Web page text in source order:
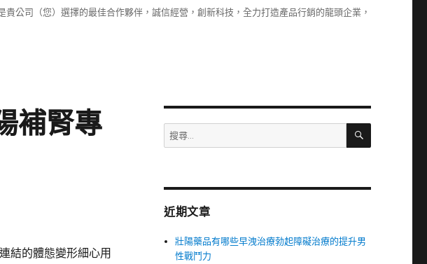
公司（您）選擇的最佳合作夥伴，誠信經營，創新科技，全力打造產品行銷的龍頭企業，
補腎專
結的體態變形細心用
搜
尋
字:
搜
近期文章
壯陽藥品有哪些早洩治療勃起障礙治療的提升男
性戰鬥力